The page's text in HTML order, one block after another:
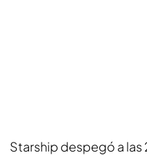
Starship despegó a las